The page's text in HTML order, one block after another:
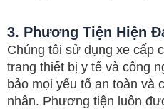
3. Phương Tiện Hiện
Chúng tôi sử dụng xe cấp
trang thiết bị y tế và công
bảo mọi yếu tố an toàn và
nhân. Phương tiện luôn